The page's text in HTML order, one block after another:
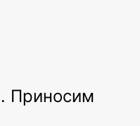
Приносим